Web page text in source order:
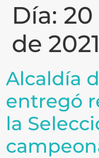
Día:
de 2021
Alcaldía
entregó
la